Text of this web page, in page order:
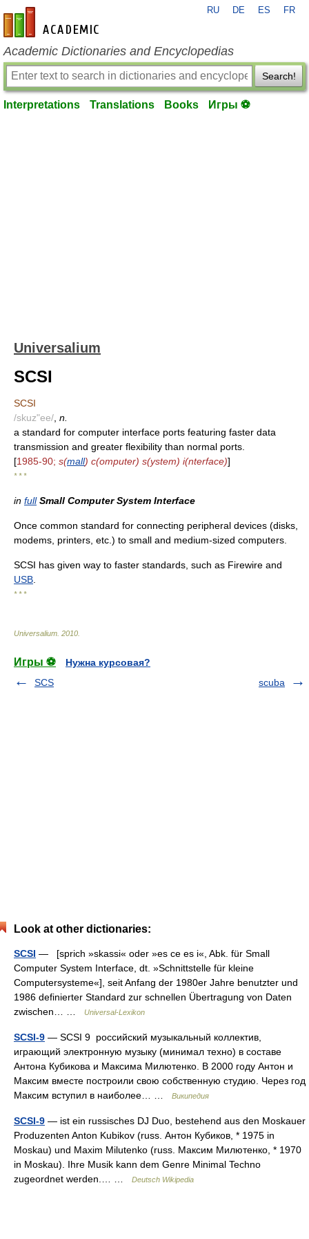
en-academic.com
RU DE ES FR
Academic Dictionaries and Encyclopedias
Search!
Interpretations Translations Books Игры ⚽
Universalium
SCSI
SCSI
/skuz"ee/ n.
a standard for computer interface ports featuring faster data
transmission and greater flexibility than normal ports.
[1985-90; s(mall) c(omputer) s(ystem) i(nterface)]
* * *
in full Small Computer System Interface
Once common standard for connecting peripheral devices (disks,
modems, printers, etc.) to small and medium-sized computers.
SCSI has given way to faster standards, such as Firewire and
USB
* * *
Universalium 2010
Игры ⚽
Нужна курсовая?
SCS
scuba
Look at other dictionaries:
SCSI — [sprich »skassi« oder »es ce es i«, Abk. für Small
Computer System Interface, dt. »Schnittstelle für kleine
Computersysteme«], seit Anfang der 1980er Jahre benutzter und
1986 definierter Standard zur schnellen Übertragung von Daten
zwischen… …
Universal-Lexikon
SCSI-9 — SCSI 9 российский музыкальный коллектив,
играющий электронную музыку (минимал техно) в составе
Антона Кубикова и Максима Милютенко. В 2000 году Антон и
Максим вместе построили свою собственную студию. Через год
Максим вступил в наиболее… …
Википедия
SCSI-9 — ist ein russisches DJ Duo, bestehend aus den Moskauer
Produzenten Anton Kubikov (russ. Антон Кубиков, * 1975 in
Moskau) und Maxim Milutenko (russ. Максим Милютенко, * 1970
in Moskau). Ihre Musik kann dem Genre Minimal Techno
zugeordnet werden.… …
Deutsch Wikipedia